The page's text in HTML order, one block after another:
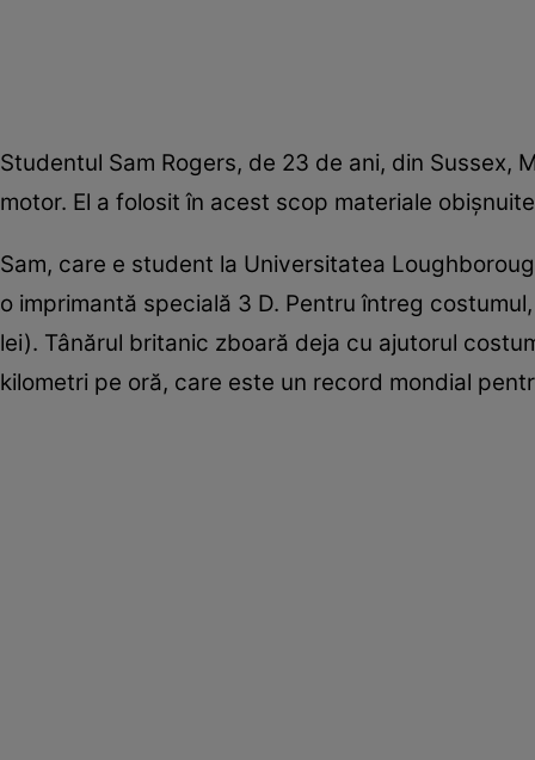
Studentul Sam Rogers, de 23 de ani, din
motor. El a folosit în acest scop materiale
Sam, care e student la Universitatea
o imprimantă specială 3 D. Pentru întreg
lei). Tânărul britanic zboară deja cu ajutorul
kilometri pe oră, care este un record mondial